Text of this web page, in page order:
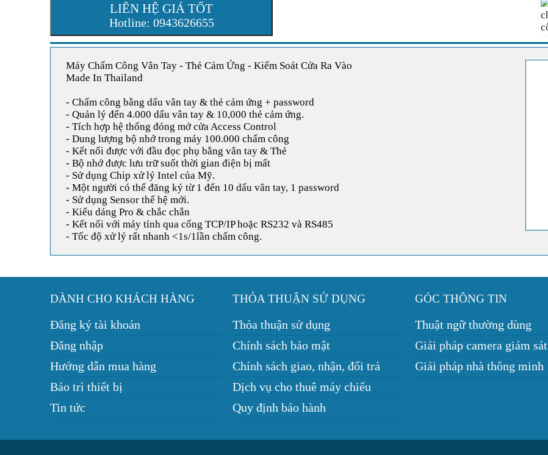
LIÊN HỆ GIÁ TỐT
Hotline: 0943626655
Máy Chấm Công Vân Tay - Thẻ Cảm Ứng - Kiểm Soát Cửa Ra Vào
Made In Thailand
- Chấm công bằng dấu vân tay & thẻ cảm ứng + password
- Quản lý đến 4.000 dấu vân tay & 10,000 thẻ cảm ứng.
- Tích hợp hệ thống đóng mở cửa Access Control
- Dung lượng bộ nhớ trong máy 100.000 chấm công
- Kết nối được với đầu đọc phụ bằng vân tay & Thẻ
- Bộ nhớ được lưu trữ suốt thời gian điện bị mất
- Sử dụng Chip xử lý Intel của Mỹ.
- Một người có thể đăng ký từ 1 đến 10 dấu vân tay, 1 password
- Sử dụng Sensor thế hệ mới.
- Kiểu dáng Pro & chắc chắn
- Kết nối với máy tính qua cổng TCP/IP hoặc RS232 và RS485
- Tốc độ xử lý rất nhanh <1s/1lần chấm công.
DÀNH CHO KHÁCH HÀNG
Đăng ký tài khoản
Đăng nhập
Hướng dẫn mua hàng
Bảo trì thiết bị
Tin tức
THỎA THUẬN SỬ DỤNG
Thỏa thuận sử dụng
Chính sách bảo mật
Chính sách giao, nhận, đổi trả
Dịch vụ cho thuê máy chiếu
Quy định bảo hành
GÓC THÔNG TIN
Thuật ngữ thường dùng
Giải pháp camera giám sát
Giải pháp nhà thông minh